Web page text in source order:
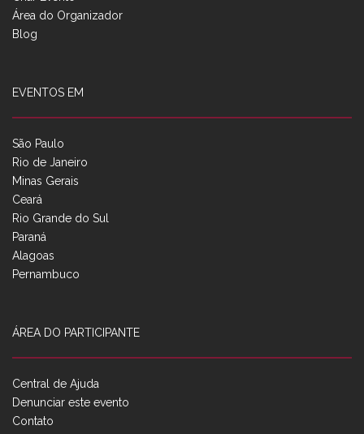
Área do Organizador
Blog
EVENTOS EM
São Paulo
Rio de Janeiro
Minas Gerais
Ceará
Rio Grande do Sul
Paraná
Alagoas
Pernambuco
ÁREA DO PARTICIPANTE
Central de Ajuda
Denunciar este evento
Contato